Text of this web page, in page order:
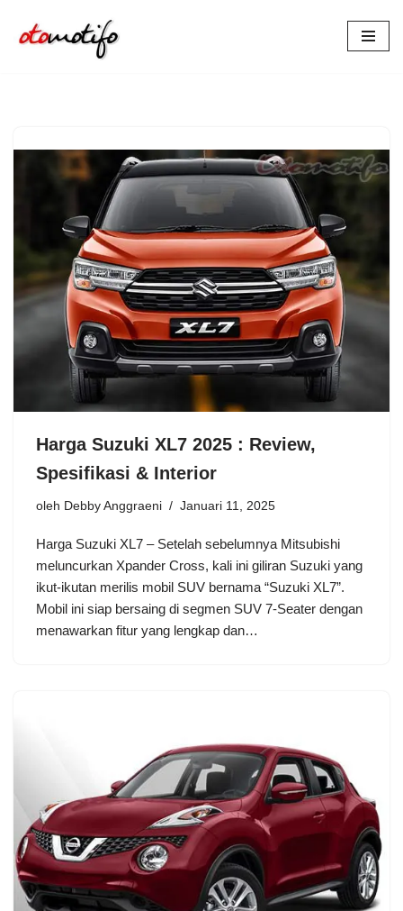
Lompat
Harga Suzuki XL7 2025 : Review,
Spesifikasi & Interior
oleh Debby Anggraeni Januari 11, 2025
Harga Suzuki XL7 – Setelah sebelumnya Mitsubishi
meluncurkan Xpander Cross, kali ini giliran Suzuki yang
ikut-ikutan merilis mobil SUV bernama “Suzuki XL7”.
Mobil ini siap bersaing di segmen SUV 7-Seater dengan
menawarkan fitur yang lengkap dan…